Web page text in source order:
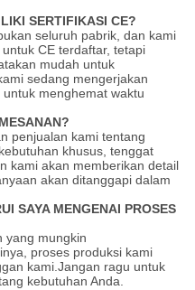
SERTIFIKASI CE?
seluruh pabrik, dan kami
CE terdaftar, tetapi
mudah untuk
sedang mengerjakan
menghemat waktu
penjualan kami tentang
khusus, tenggat
kami akan memberikan detail
akan ditanggapi dalam
SAYA MENGENAI PROSES
yang mungkin
proses produksi kami
kami.Jangan ragu untuk
kebutuhan Anda.